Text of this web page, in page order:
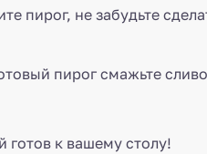
пирог, не забудьте
пирог смажьте
готов к вашему столу!